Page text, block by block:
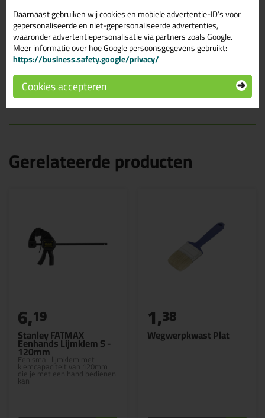
De temperatuur van omgeving, lijm en te lijmen materialen mag
niet lager zijn dan +5°C. Het houtvochtigheidsgehalte bij voorkeur
tussen de 10% en 18% (max. 25%).
Opslag
Je moet de Griffon WOOD MAX Power opslaan in een gesloten
verpakking op een droge plek, met een temperatuur tussen +5°C
en +25°C.
Gerelateerde producten
Stanley FATMAX
Eenhands Lijmklem S -
120mm
Een small lijmklem met
klemcapaciteit van 120mm
die je met een hand bedienen
kan
6,19
Wegwerpkwast Plat
1,38
Daarnaast gebruiken wij cookies en mobiele advertentie-ID’s voor
gepersonaliseerde en niet-gepersonaliseerde advertenties,
waaronder advertentiepersonalisatie via partners zoals Google.
Meer informatie over hoe Google persoonsgegevens gebruikt:
https://business.safety.google/privacy/
Cookies accepteren